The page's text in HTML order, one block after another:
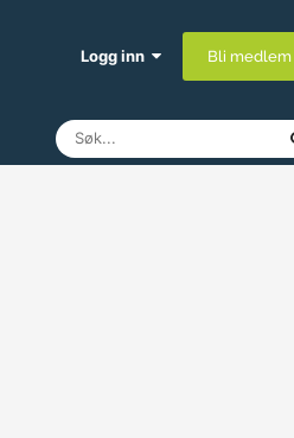
Logg inn Bli medlem